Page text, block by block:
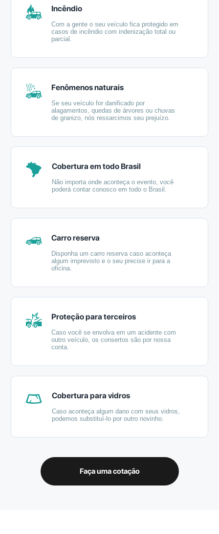
Incêndio
Com a gente o seu veículo fica protegido em
casos de incêndio com indenização total ou
parcial.
Fenômenos naturais
Se seu veículo for danificado por
alagamentos, quedas de árvores ou chuvas
de granizo, nós ressarcimos seu prejuízo.
Cobertura em todo Brasil
Não importa onde aconteça o evento, você
poderá contar conosco em todo o Brasil.
Carro reserva
Disponha um carro reserva caso aconteça
algum imprevisto e o seu precise ir para a
oficina.
Proteção para terceiros
Caso você se envolva em um acidente com
outro veículo, os consertos são por nossa
conta.
Cobertura para vidros
Caso aconteça algum dano com seus vidros,
podemos substituí-lo por outro novinho.
Faça uma cotação